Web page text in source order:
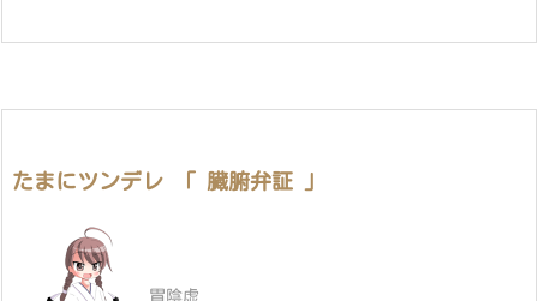
たまにツンデレ 「 臓腑弁証 」
胃陰虚